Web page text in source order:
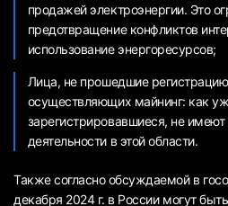
продажей электроэнергии. Это
предотвращение конфликтов
использование энергоресурсов;
Лица, не прошедшие
осуществляющих майнинг: как
зарегистрировавшиеся, не
деятельности в этой области.
Также согласно обсуждаемой в
декабря 2024 г. в России могут